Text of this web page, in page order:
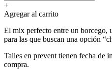
+
Agregar al carrito
El mix perfecto entre un borcego,
para las que buscan una opción
Talles en prevent tienen fecha de
compra.